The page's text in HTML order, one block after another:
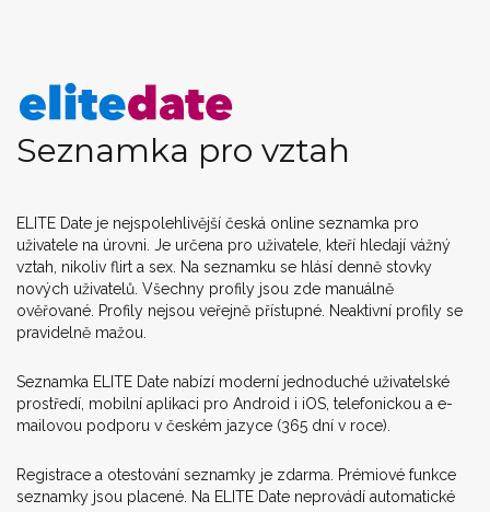
Seznamka pro vztah
ELITE Date je nejspolehlivější česká online seznamka pro
uživatele na úrovni. Je určena pro uživatele, kteří hledají vážný
vztah, nikoliv flirt a sex. Na seznamku se hlásí denně stovky
nových uživatelů. Všechny profily jsou zde manuálně
ověřované. Profily nejsou veřejně přístupné. Neaktivní profily se
pravidelně mažou.
Seznamka ELITE Date nabízí moderní jednoduché uživatelské
prostředí, mobilní aplikaci pro Android i iOS, telefonickou a e-
mailovou podporu v českém jazyce (365 dní v roce).
Registrace a otestování seznamky je zdarma. Prémiové funkce
seznamky jsou placené. Na ELITE Date neprovádí automatické